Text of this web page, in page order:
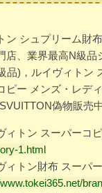
ン シュプリーム財
店、業界最高N級
品)，ルイヴィトン
ピー メンズ・レデ
偽物販売
ィトン スーパーコ
1.html
ィトン財布 スーパ